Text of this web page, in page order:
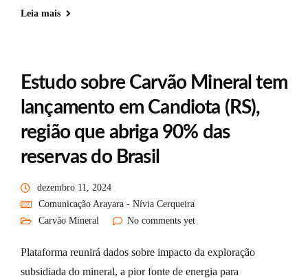
Leia mais
Estudo sobre Carvão Mineral tem
lançamento em Candiota (RS),
região que abriga 90% das
reservas do Brasil
dezembro 11, 2024
Comunicação Arayara - Nívia Cerqueira
Carvão Mineral
No comments yet
Plataforma reunirá dados sobre impacto da exploração
subsidiada do mineral, a pior fonte de energia para